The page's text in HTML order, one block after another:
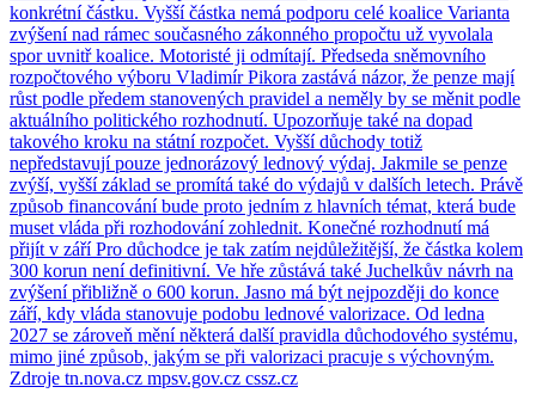
konkrétní částku. Vyšší částka nemá podporu celé koalice Varianta
zvýšení nad rámec současného zákonného propočtu už vyvolala
spor uvnitř koalice. Motoristé ji odmítají. Předseda sněmovního
rozpočtového výboru Vladimír Pikora zastává názor, že penze mají
růst podle předem stanovených pravidel a neměly by se měnit podle
aktuálního politického rozhodnutí. Upozorňuje také na dopad
takového kroku na státní rozpočet. Vyšší důchody totiž
nepředstavují pouze jednorázový lednový výdaj. Jakmile se penze
zvýší, vyšší základ se promítá také do výdajů v dalších letech. Právě
způsob financování bude proto jedním z hlavních témat, která bude
muset vláda při rozhodování zohlednit. Konečné rozhodnutí má
přijít v září Pro důchodce je tak zatím nejdůležitější, že částka kolem
300 korun není definitivní. Ve hře zůstává také Juchelkův návrh na
zvýšení přibližně o 600 korun. Jasno má být nejpozději do konce
září, kdy vláda stanovuje podobu lednové valorizace. Od ledna
2027 se zároveň mění některá další pravidla důchodového systému,
mimo jiné způsob, jakým se při valorizaci pracuje s výchovným.
Zdroje tn.nova.cz mpsv.gov.cz cssz.cz